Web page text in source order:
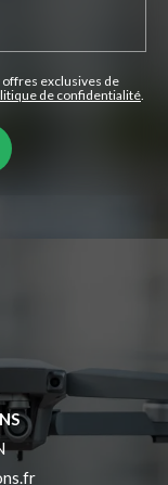
offres exclusives de
de confidentialité